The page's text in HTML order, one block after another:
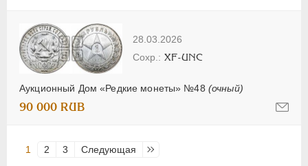
28.03.2026
Аукционный Дом «Редкие монеты» №48 (очный)
XF-UNC
90 000 RUB
1 2 3 Следующая Последняя